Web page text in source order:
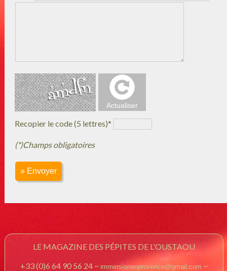
Recopier le code (5 lettres)*
(*)Champs obligatoires
» Envoyer
LE MAGAZINE DES PÉPITES DE L'OUSTAOU
+33 (0)6 64 90 56 24 ~ immersionenprovence@gmail.com ~